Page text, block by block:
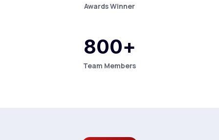
Awards Winner
800+
Team Members